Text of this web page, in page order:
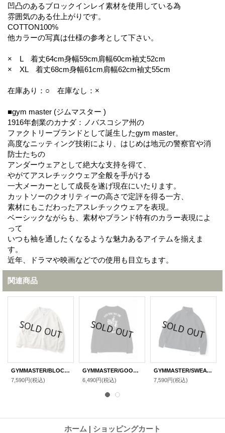
凹凸のあるブロックインレイ素材を使用している為
雰囲気のある仕上がりです。
COTTON100%
他カラーの写真は仕様の参考として下さい。
× L 着丈64cm身幅59cm肩幅60cm袖丈52cm
× XL 着丈68cm身幅61cm肩幅62cm袖丈55cm
在庫あり：○ 在庫なし：×
■gym master (ジムマスター )
1916年創業のカナダ：ノバスコシア州の
ファクトリーブランドとして誕生したgym master。
高度なニッティング技術により、はじめは地元の警察官や消
防士たちの
アンダーウェアとして絶大な支持を得て、
やがてアスレチックウェア全般を手がける
一大メーカーとして成長を遂げ現在にいたります。
カットソーのクオリティーの高さで定評を得る一方、
素材にもこだわったアスレチックウェアを表現。
ベーシックながらも、素材やブランド特有のカラー表現によ
って
いつも袖を通したくなるような魅力あるアイテムを揃えま
す。
近年、ドラマや映画などでの使用も目立ちます。
関連商品
GYMMASTER/BLOCK INLAY ZIP CARDIGAN GRAYISH BEIGE
7,590円(税込)
GYMMASTER/GOOD THING EMBROIDERY LS T BLACK
6,490円(税込)
GYMMASTER/SWEAT HALF ZIP BLACK
7,590円(税込)
ホーム | ショッピングカート